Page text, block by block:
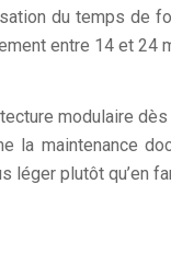
du temps de
entre 14 et 24
modulaire
la maintenance
léger plutôt qu’en